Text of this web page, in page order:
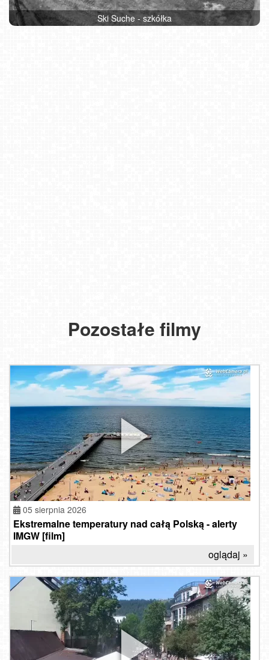
Ski Suche - szkółka
Pozostałe filmy
05 sierpnia 2026
Ekstremalne temperatury nad całą Polską - alerty
IMGW [film]
oglądaj »